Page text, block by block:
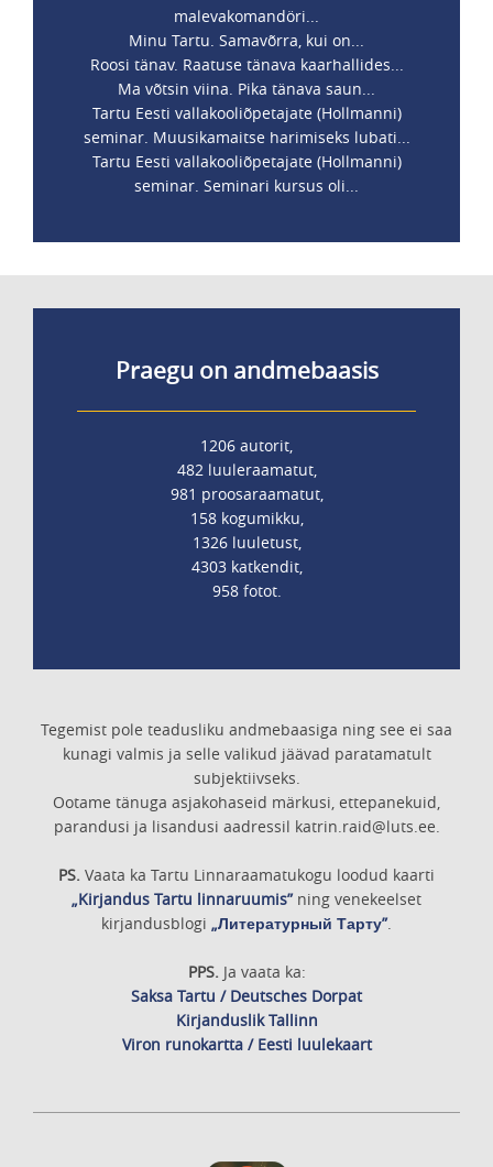
malevakomandöri...
Minu Tartu. Samavõrra, kui on...
Roosi tänav. Raatuse tänava kaarhallides...
Ma võtsin viina. Pika tänava saun...
Tartu Eesti vallakooliõpetajate (Hollmanni)
seminar. Muusikamaitse harimiseks lubati...
Tartu Eesti vallakooliõpetajate (Hollmanni)
seminar. Seminari kursus oli...
Praegu on andmebaasis
1206 autorit,
482 luuleraamatut,
981 proosaraamatut,
158 kogumikku,
1326 luuletust,
4303 katkendit,
958 fotot.
Tegemist pole teadusliku andmebaasiga ning see ei saa
kunagi valmis ja selle valikud jäävad paratamatult
subjektiivseks.
Ootame tänuga asjakohaseid märkusi, ettepanekuid,
parandusi ja lisandusi aadressil katrin.raid@luts.ee.
PS. Vaata ka Tartu Linnaraamatukogu loodud kaarti
„Kirjandus Tartu linnaruumis”ning venekeelset
kirjandusblogi „Литературный Тарту”.
PPS. Ja vaata ka:
Saksa Tartu / Deutsches Dorpat
Kirjanduslik Tallinn
Viron runokartta / Eesti luulekaart